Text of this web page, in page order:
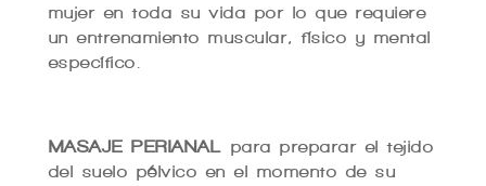
mujer en toda su vida por lo que requiere
un entrenamiento muscular, físico y mental
específico.
MASAJE PERIANALpara preparar el tejido
del suelo pélvico en el momento de su